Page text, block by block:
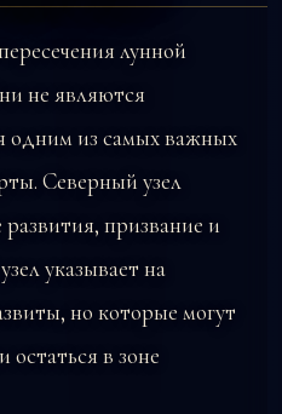
лунной
не являются
одним из самых важных
Северный узел
призвание и
указывает на
но которые могут
остаться в зоне